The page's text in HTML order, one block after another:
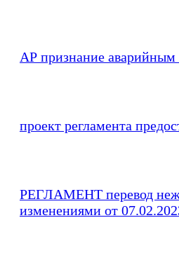
АР признание аварийным
проект регламента
РЕГЛАМЕНТ перевод
изменениями от